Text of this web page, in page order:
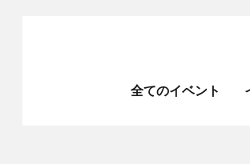
全てのイベント